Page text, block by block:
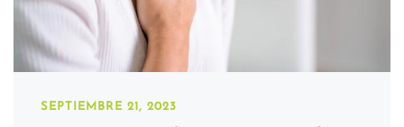
SEPTIEMBRE 21, 2023